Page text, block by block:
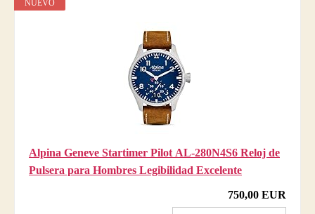
NUEVO
Alpina Geneve Startimer Pilot AL-280N4S6 Reloj de
Pulsera para Hombres Legibilidad Excelente
750,00 EUR